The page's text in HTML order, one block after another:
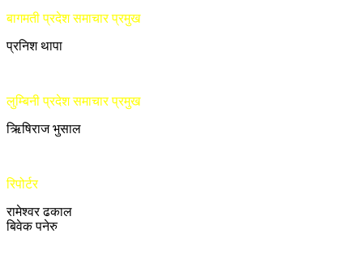
बागमती प्रदेश समाचार प्रमुख
प्रनिश थापा
लुम्बिनी प्रदेश समाचार प्रमुख
ऋिषिराज भुसाल
रिपोर्टर
रामेश्वर ढकाल
बिवेक पनेरु